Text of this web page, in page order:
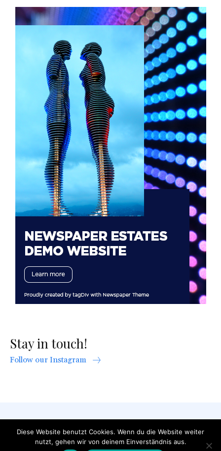
Stay in touch!
Follow our Instagram
AGB Datenschutzerklärung
FAQ
Impressum Kontakt
Diese Website benutzt Cookies. Wenn du die Website weiter
nutzt, gehen wir von deinem Einverständnis aus.